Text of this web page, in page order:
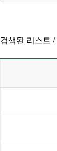
검색된 리스트 /